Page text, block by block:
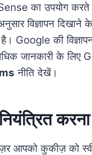
का उपयोग
विज्ञापन दिखाने
Google की
जानकारी के लिए
नीति देखें।
करना
आपको कुकीज़ को